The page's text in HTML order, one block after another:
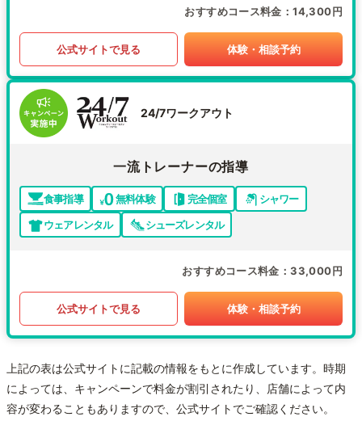
おすすめコース料金 14,300円
公式サイトで見る 体験・相談予約
24/7ワークアウト
一流トレーナーの指導
食事指導 無料体験 完全個室
シャワー
ウェアレンタル
シューズレンタル
おすすめコース料金 33,000円
公式サイトで見る 体験・相談予約
上記の表は公式サイトに記載の情報をもとに作成しています。時期
によっては、キャンペーンで料金が割引されたり、店舗によって内
容が変わることもありますので、公式サイトでご確認ください。